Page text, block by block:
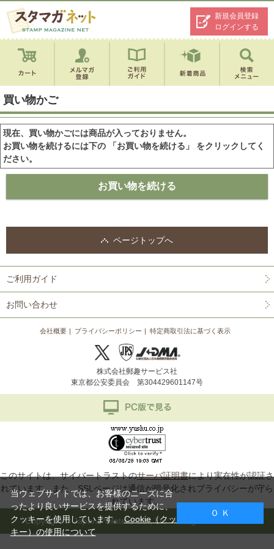
新規会員登録
ログインする
買い物かご
現在、買い物かごには商品が入っておりません。
お買い物を続けるには下の 「お買い物を続ける」 をクリックしてく
ださい。
ページトップへ
ご利用ガイド
お問い合わせ
会社概要 プライバシーポリシー 特定商取引法に基づく表示
株式会社郵趣サービス社
東京都公安委員会 第304429601147号
このサイトは、サイバートラストのサーバ証明書により実在性が認証さ
れています。また、SSLページは通信が暗号化されプライバシーが守ら
れています。
Copyright © Japan Philatelic Co., Ltd. All Rights Reserved.
当ウェブサイトでは、お客様のニーズに合
ったより良いサービスを提供するために、
クッキーを使用しています。Cookie（クッ
キー）の使用について
Ｏ Ｋ